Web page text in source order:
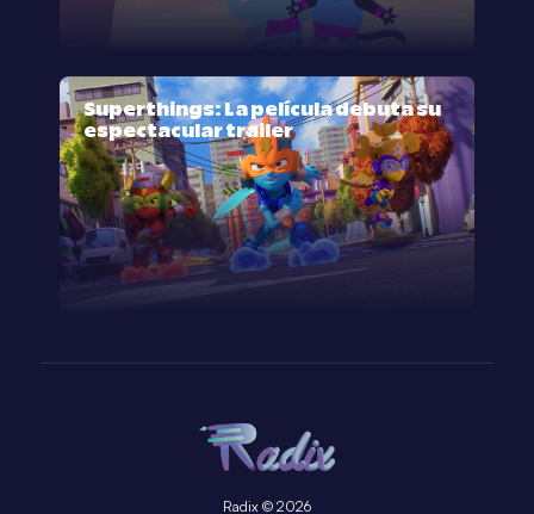
Superthings: La película debuta su
espectacular trailer
Radix © 2026